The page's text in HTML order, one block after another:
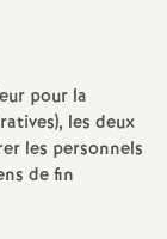
t
i
pour la
les deux
les personnels
de fin